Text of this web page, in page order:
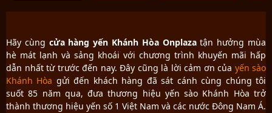
Hãy cùng cửa hàng yến Khánh Hòa Onplazatận hưởng mùa
hè mát lạnh và sảng khoái với chương trình khuyến mãi hấp
dẫn nhất từ trước đến nay. Đây cũng là lời cảm ơn của yến sào
Khánh Hòa gửi đến khách hàng đã sát cánh cùng chúng tôi
suốt 85 năm qua, đưa thương hiệu yến sào Khánh Hòa trở
thành thương hiệu yến số 1 Việt Nam và các nước Đông Nam Á.